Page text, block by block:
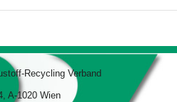
Recycling Verband
A-1020 Wien